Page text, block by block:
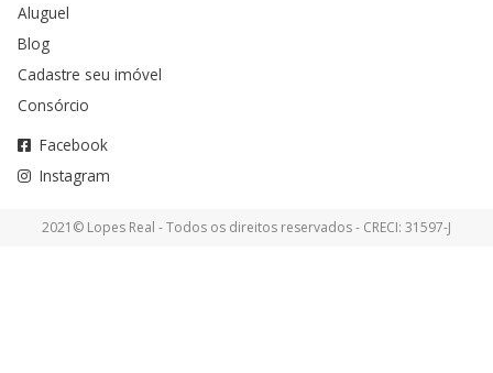
Aluguel
Blog
Cadastre seu imóvel
Consórcio
Facebook
Instagram
2021© Lopes Real - Todos os direitos reservados - CRECI: 31597-J